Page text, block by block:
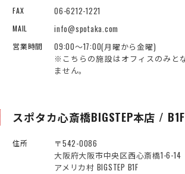
FAX 06-6212-1221
MAIL info@spotaka.com
営業時間
09:00～17:00(月曜から金曜)
※こちらの施設はオフィスのみと
ません。
スポタカ心斎橋BIGSTEP本店 / B1F
住所
〒542-0086
大阪府大阪市中央区西心斎橋1-6-14
アメリカ村 BIGSTEP B1F